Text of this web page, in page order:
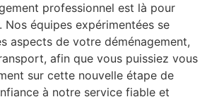
professionnel est là pour
Nos équipes expérimentées se
aspects de votre déménagement,
afin que vous puissiez vous
sur cette nouvelle étape de
à notre service fiable et